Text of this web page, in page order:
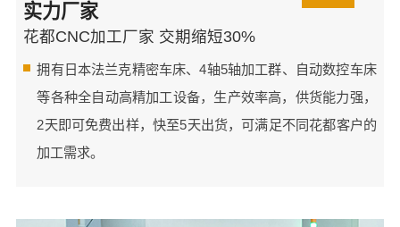
实力厂家
花都CNC加工厂家 交期缩短30%
拥有日本法兰克精密车床、4轴5轴加工群、自动数控车床
等各种全自动高精加工设备，生产效率高，供货能力强，
2天即可免费出样，快至5天出货，可满足不同花都客户的
加工需求。